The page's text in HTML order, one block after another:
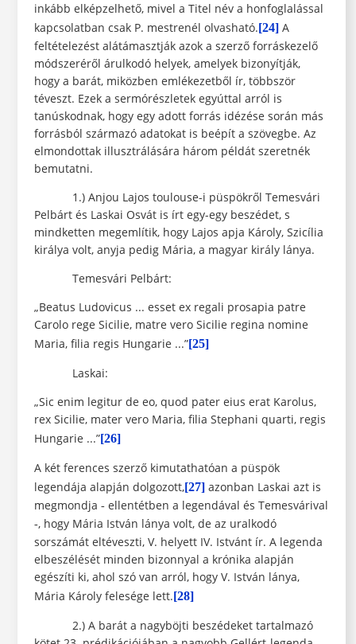
inkább elképzelhető, mivel a Titel név a honfoglalással
kapcsolatban csak P. mestrenél olvasható.[24]A
feltételezést alátámasztják azok a szerző forráskezelő
módszeréről árulkodó helyek, amelyek bizonyítják,
hogy a barát, miközben emlékezetből ír, többször
téveszt. Ezek a sermórészletek egyúttal arról is
tanúskodnak, hogy egy adott forrás idézése során más
forrásból származó adatokat is beépít a szövegbe. Az
elmondottak illusztrálására három példát szeretnék
bemutatni.
1.) Anjou Lajos toulouse-i püspökről Temesvári
Pelbárt és Laskai Osvát is írt egy-egy beszédet, s
mindketten megemlítik, hogy Lajos apja Károly, Szicília
királya volt, anyja pedig Mária, a magyar király lánya.
Temesvári Pelbárt:
„Beatus Ludovicus ... esset ex regali prosapia patre
Carolo rege Sicilie, matre vero Sicilie regina nomine
Maria, filia regis Hungarie ...”[25]
Laskai:
„Sic enim legitur de eo, quod pater eius erat Karolus,
rex Sicilie, mater vero Maria, filia Stephani quarti, regis
Hungarie ...”[26]
A két ferences szerző kimutathatóan a püspök
legendája alapján dolgozott,[27]azonban Laskai azt is
megmondja -ellentétben a legendával és Temesvárival
-, hogy Mária István lánya volt, de az uralkodó
sorszámát eltéveszti, V. helyett IV. Istvánt ír. A legenda
elbeszélését minden bizonnyal a krónika alapján
egészíti ki, ahol szó van arról, hogy V. István lánya,
Mária Károly felesége lett.[28]
2.) A barát a nagyböjti beszédeket tartalmazó